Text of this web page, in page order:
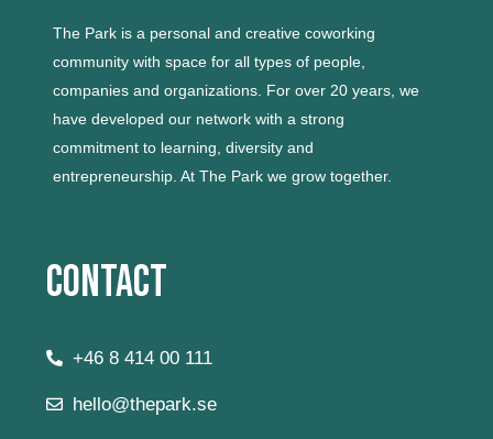
The Park is a personal and creative coworking
community with space for all types of people,
companies and organizations. For over 20 years, we
have developed our network with a strong
commitment to learning, diversity and
entrepreneurship. At The Park we grow together.
Contact
+46 8 414 00 111
hello@thepark.se